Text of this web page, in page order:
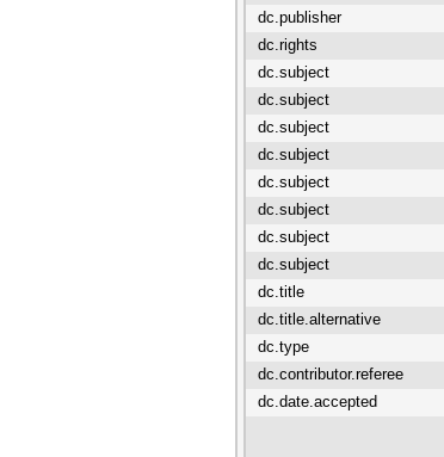
dc.publisher
dc.rights
dc.subject
dc.subject
dc.subject
dc.subject
dc.subject
dc.subject
dc.subject
dc.subject
dc.title
dc.title.alternative
dc.type
dc.contributor.referee
dc.date.accepted